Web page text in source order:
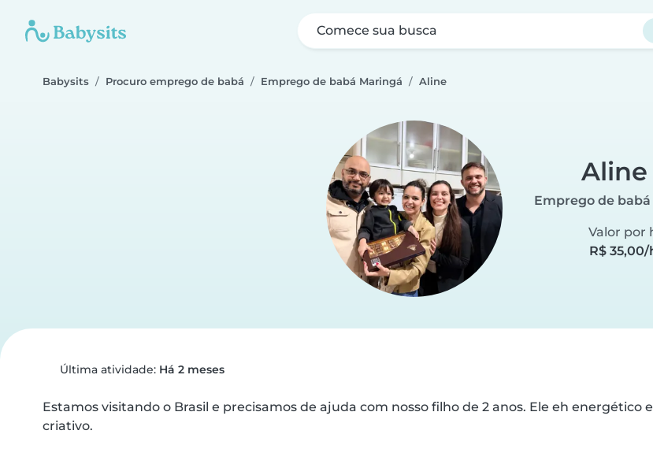
Comece sua busca
Babysits Procuro emprego de babá Emprego de babá Maringá Aline
Aline
Emprego de
Valor por
R$ 35,00/
Última atividade: Há 2 meses
Estamos visitando o Brasil e precisamos de ajuda com nosso filho de 2 anos. Ele eh energético e
criativo.